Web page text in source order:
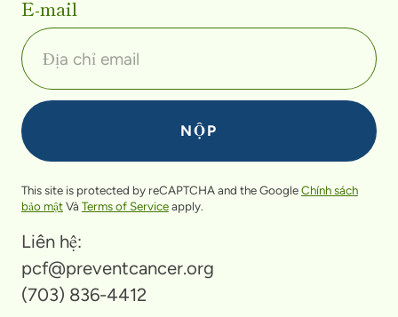
E-mail
This site is protected by reCAPTCHA and the GoogleChính sách
bảo mậtVà Terms of Serviceapply.
Liên hệ:
pcf@preventcancer.org
(703) 836-4412